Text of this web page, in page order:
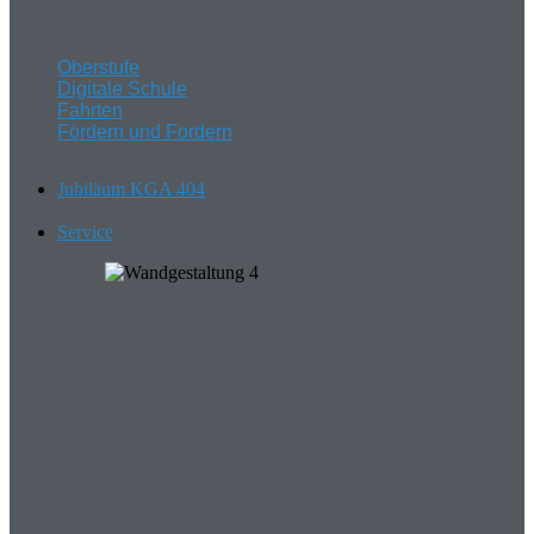
Oberstufe
Digitale Schule
Fahrten
Fördern und Fordern
Jubiläum KGA 404
Service